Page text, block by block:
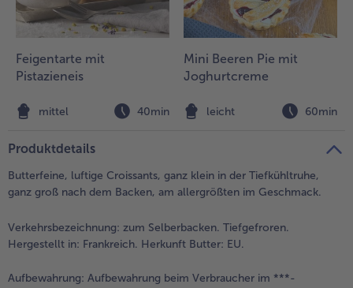
Feigentarte mit
Pistazieneis
mittel 40min
Mini Beeren Pie mit
Joghurtcreme
leicht 60min
Produktdetails
Butterfeine, luftige Croissants, ganz klein in der Tiefkühltruhe,
ganz groß nach dem Backen, am allergrößten im Geschmack.
Verkehrsbezeichnung: zum Selberbacken. Tiefgefroren.
Hergestellt in: Frankreich. Herkunft Butter: EU.
Aufbewahrung: Aufbewahrung beim Verbraucher im ***-